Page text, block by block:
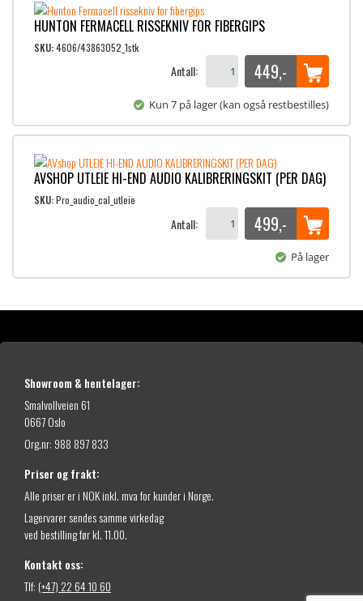
HUNTON FERMACELL RISSEKNIV FOR FIBERGIPS
SKU:4606/43863052_1stk
Antall: 449,-
Kun 7 på lager (kan også restbestilles)
AVSHOP UTLEIE HI-END AUDIO KALIBRERINGSKIT (PER DAG)
SKU:Pro_audio_cal_utleie
Antall: 499,-
På lager
Showroom & hentelager:
Smalvollveien 61
0667 Oslo
Org.nr: 988 897 833
Priser og frakt:
Alle priser er i NOK inkl. mva for kunder i Norge.
Lagervarer sendes samme virkedag
ved bestilling før kl. 11.00.
Kontakt oss:
Tlf: (+47) 22 64 10 60